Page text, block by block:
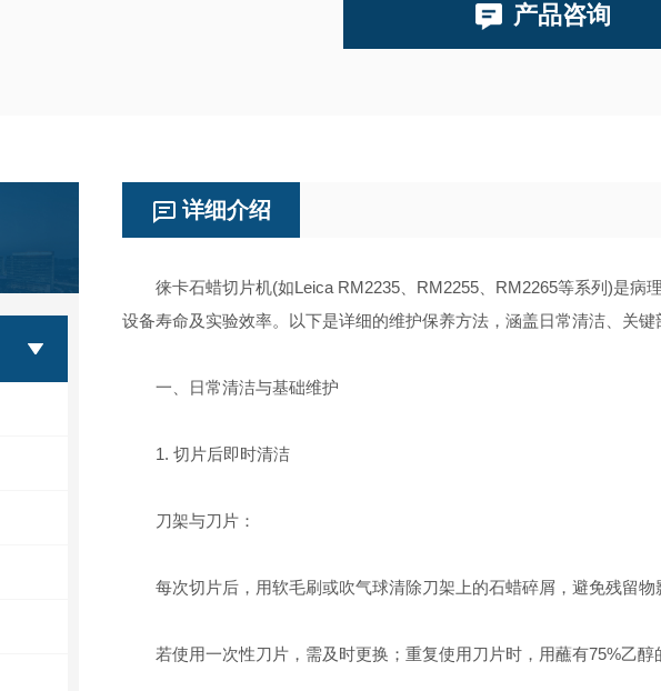
产品咨询
详细介绍
徕卡石蜡切片机(如Leica RM2235、RM2255、RM2265等系列)是病
设备寿命及实验效率。以下是详细的维护保养方法，涵盖日常清洁、关
一、日常清洁与基础维护
1. 切片后即时清洁
刀架与刀片：
每次切片后，用软毛刷或吹气球清除刀架上的石蜡碎屑，避免残留物
若使用一次性刀片，需及时更换；重复使用刀片时，用蘸有75%乙醇